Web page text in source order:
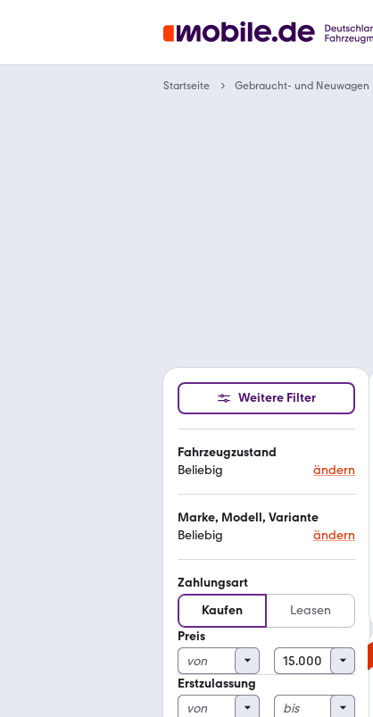
Startseite Gebraucht- und Neuwagen
Weitere Filter
Fahrzeugzustand
Beliebig
ändern
Marke, Modell, Variante
Beliebig
ändern
Zahlungsart
Kaufen
Leasen
Preis
Erstzulassung